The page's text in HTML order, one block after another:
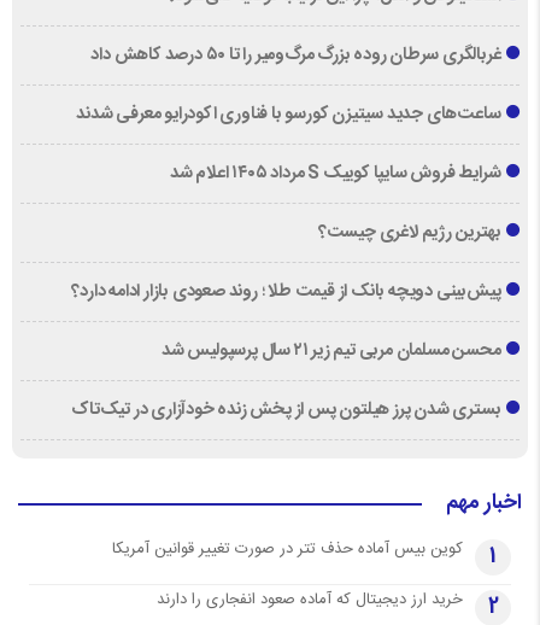
غربالگری سرطان روده بزرگ مرگ‌ومیر را تا ۵۰ درصد کاهش داد
ساعت‌های جدید سیتیزن کورسو با فناوری اکودرایو معرفی شدند
شرایط فروش سایپا کوییک S مرداد ۱۴۰۵ اعلام شد
بهترین رژیم لاغری چیست؟
پیش‌بینی دویچه‌ بانک از قیمت طلا ؛ روند صعودی بازار ادامه دارد؟
محسن مسلمان مربی تیم زیر ۲۱ سال پرسپولیس شد
بستری شدن پرز هیلتون پس از پخش زنده خودآزاری در تیک‌تاک
اخبار مهم
1 کوین بیس آماده حذف تتر در صورت تغییر قوانین آمریکا
2 خرید ارز دیجیتال که آماده صعود انفجاری را دارند